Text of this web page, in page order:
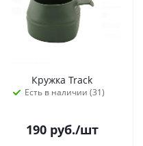
Кружка Track
Есть в наличии (31)
190руб./шт